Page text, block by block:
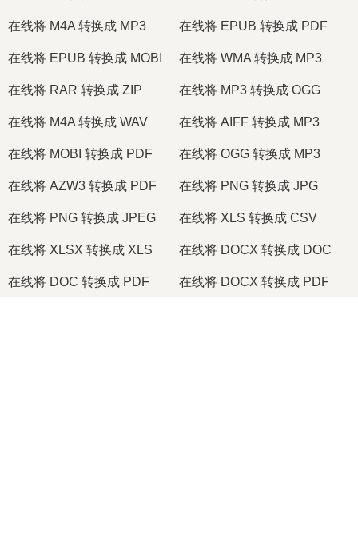
在线将 M4A 转换成 MP3 在线将 EPUB 转换成 PDF
在线将 EPUB 转换成 MOBI 在线将 WMA 转换成 MP3
在线将 RAR 转换成 ZIP 在线将 MP3 转换成 OGG
在线将 M4A 转换成 WAV 在线将 AIFF 转换成 MP3
在线将 MOBI 转换成 PDF 在线将 OGG 转换成 MP3
在线将 AZW3 转换成 PDF 在线将 PNG 转换成 JPG
在线将 PNG 转换成 JPEG 在线将 XLS 转换成 CSV
在线将 XLSX 转换成 XLS 在线将 DOCX 转换成 DOC
在线将 DOC 转换成 PDF 在线将 DOCX 转换成 PDF